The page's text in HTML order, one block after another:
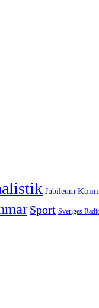
Jubileum
Sport Sveriges